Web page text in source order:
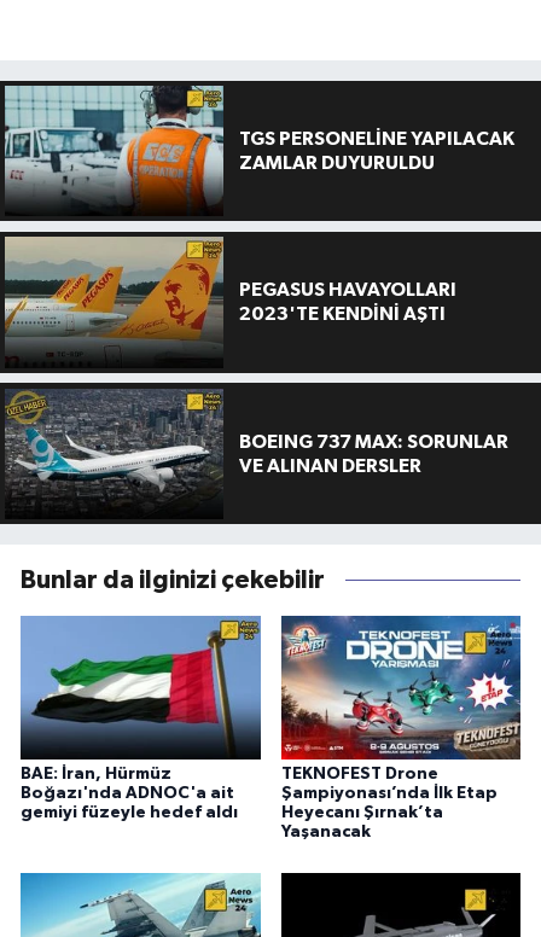
TGS PERSONELİNE YAPILACAK
ZAMLAR DUYURULDU
PEGASUS HAVAYOLLARI
2023'TE KENDİNİ AŞTI
BOEING 737 MAX: SORUNLAR
VE ALINAN DERSLER
Bunlar da ilginizi çekebilir
BAE: İran, Hürmüz
Boğazı'nda ADNOC'a ait
gemiyi füzeyle hedef aldı
TEKNOFEST Drone
Şampiyonası’nda İlk Etap
Heyecanı Şırnak’ta
Yaşanacak